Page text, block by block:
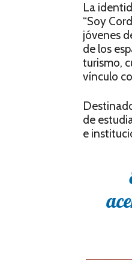
La
“Soy
jóvenes
de los
turismo,
vínculo
de
e